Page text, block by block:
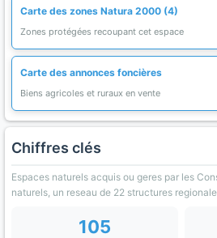
Carte des zones Natura 2000 (4)
Zones protégées recoupant cet espace
Carte des annonces foncières
Biens agricoles et ruraux en vente
Chiffres clés
Espaces naturels acquis ou geres par les
naturels, un reseau de 22 structures
105